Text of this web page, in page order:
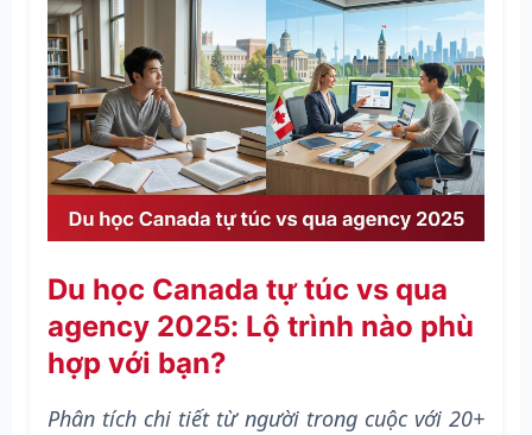
Du học Canada tự túc vs qua
agency 2025: Lộ trình nào phù
hợp với bạn?
Phân tích chi tiết từ người trong cuộc với 20+